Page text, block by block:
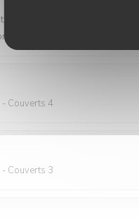
Nous avons pu déjeuner à
sourire
Couverts 4
Couverts 3